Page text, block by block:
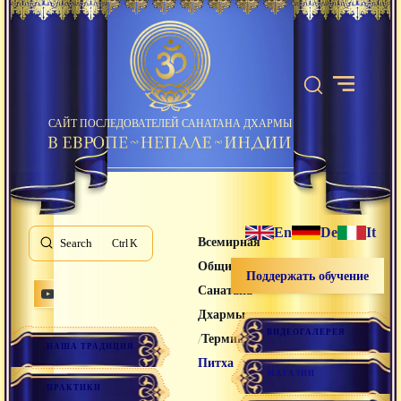
САЙТ ПОСЛЕДОВАТЕЛЕЙ САНАТАНА ДХАРМЫ
Search K
НАША ТРАДИЦИЯ
ПРАКТИКИ
Всемирная
Община
Санатана
Дхармы
/Термины/
Питха
En De It
Поддержать обучение
ВИДЕОГАЛЕРЕЯ
МАГАЗИН